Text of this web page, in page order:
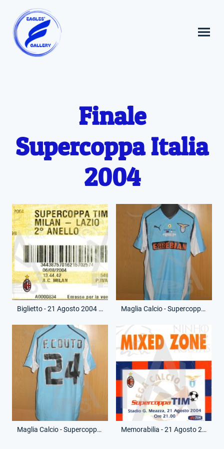
Finale
Supercoppa Italia
2004
Biglietto - 21 Agosto 2004 - Supercoppa Italia - Milan-Lazio Maglia Calcio - Supercoppa Italia - Fernando Couto - 24 - (Fronte)
Maglia Calcio - Supercoppa Italia - Fernando Couto - 24 - (Retro) Memorabilia - 21 Agosto 2004 - Pass Mixed Zone - Supercoppa Italia - Milan-Lazio